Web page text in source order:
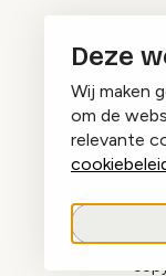
Deze
Wij maken
om de
relevante